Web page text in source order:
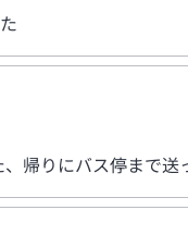
帰りにバス停まで送